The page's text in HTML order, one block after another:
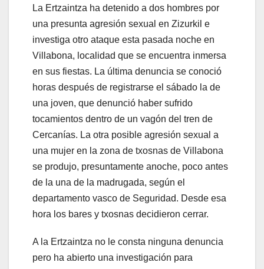
La Ertzaintza ha detenido a dos hombres por
una presunta agresión sexual en Zizurkil e
investiga otro ataque esta pasada noche en
Villabona, localidad que se encuentra inmersa
en sus fiestas. La última denuncia se conoció
horas después de registrarse el sábado la de
una joven, que denunció haber sufrido
tocamientos dentro de un vagón del tren de
Cercanías. La otra posible agresión sexual a
una mujer en la zona de txosnas de Villabona
se produjo, presuntamente anoche, poco antes
de la una de la madrugada, según el
departamento vasco de Seguridad. Desde esa
hora los bares y txosnas decidieron cerrar.
A la Ertzaintza no le consta ninguna denuncia
pero ha abierto una investigación para